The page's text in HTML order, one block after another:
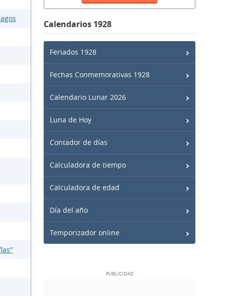
Calendarios 1928
Feriados 1928
Fechas Conmemorativas 1928
Calendario Lunar 2026
Luna de Hoy
Contador de días
Calculadora de tiempo
Calculadora de edad
Día del año
Temporizador online